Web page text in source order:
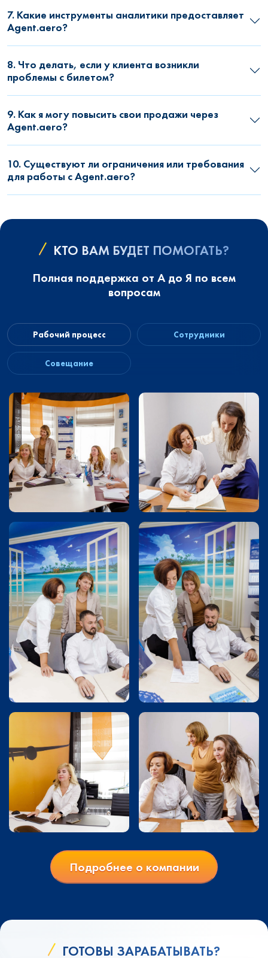
7. Какие инструменты аналитики предоставляет
Agent.aero?
8. Что делать, если у клиента возникли
проблемы с билетом?
9. Как я могу повысить свои продажи через
Agent.aero?
10. Существуют ли ограничения или требования
для работы с Agent.aero?
КТО ВАМ БУДЕТ ПОМОГАТЬ?
Полная поддержка от А до Я по всем
вопросам
Рабочий процесс Сотрудники
Совещание
Подробнее о компании
ГОТОВЫ ЗАРАБАТЫВАТЬ?